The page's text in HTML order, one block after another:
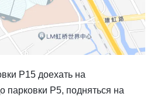
P15 доехать на
парковки P5, подняться на